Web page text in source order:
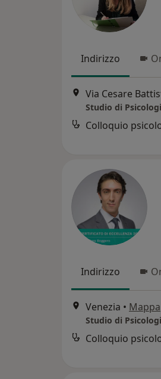
Indirizzo
Via Cesare
Studio di
Colloquio
Indirizzo
Venezia • Mappa
Colloquio